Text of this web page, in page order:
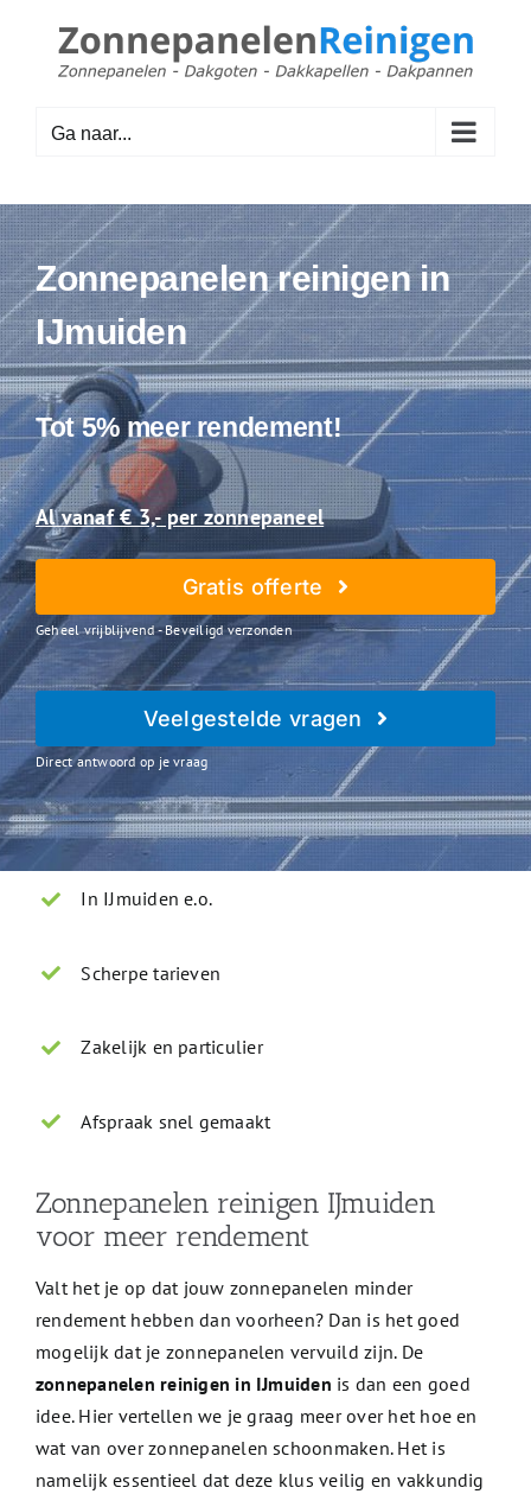
inhoud
Ga naar...
Zonnepanelen reinigen in
IJmuiden
Tot 5% meer rendement!
Al vanaf € 3,- per zonnepaneel
Gratis offerte
Geheel vrijblijvend - Beveiligd verzonden
Veelgestelde vragen
Direct antwoord op je vraag
In IJmuiden e.o.
Scherpe tarieven
Zakelijk en particulier
Afspraak snel gemaakt
Zonnepanelen reinigen IJmuiden
voor meer rendement
Valt het je op dat jouw zonnepanelen minder
rendement hebben dan voorheen? Dan is het goed
mogelijk dat je zonnepanelen vervuild zijn. De
zonnepanelen reinigen in IJmuiden is dan een goed
idee. Hier vertellen we je graag meer over het hoe en
wat van over zonnepanelen schoonmaken. Het is
namelijk essentieel dat deze klus veilig en vakkundig